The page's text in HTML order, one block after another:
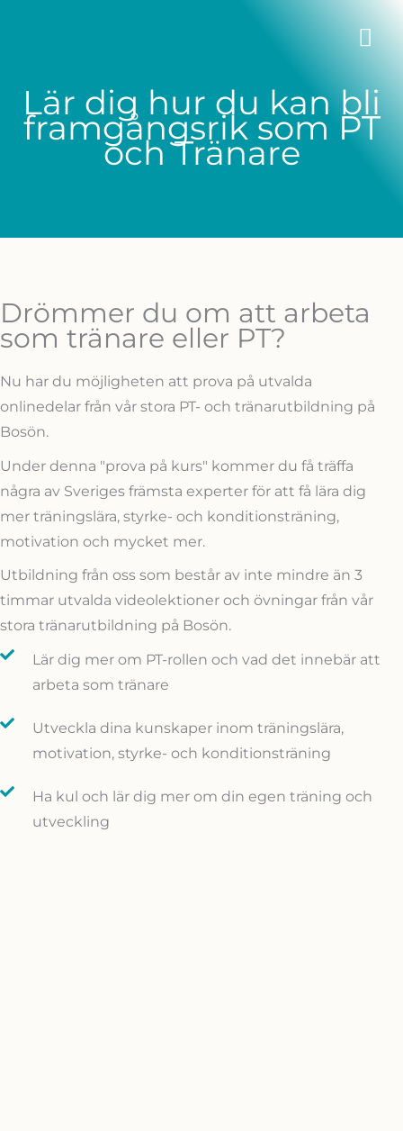
Lär dig hur du kan bli
framgångsrik som PT
och Tränare
Drömmer du om att arbeta
som tränare eller PT?
Nu har du möjligheten att prova på utvalda
onlinedelar från vår stora PT- och tränarutbildning på
Bosön.
Under denna "prova på kurs" kommer du få träffa
några av Sveriges främsta experter för att få lära dig
mer träningslära, styrke- och konditionsträning,
motivation och mycket mer.
Utbildning från oss som består av inte mindre än 3
timmar utvalda videolektioner och övningar från vår
stora tränarutbildning på Bosön.
Lär dig mer om PT-rollen och vad det innebär att
arbeta som tränare
Utveckla dina kunskaper inom träningslära,
motivation, styrke- och konditionsträning
Ha kul och lär dig mer om din egen träning och
utveckling